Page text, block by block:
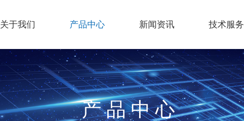
关于我们 产品中心 新闻资讯 技术服务
产品中心